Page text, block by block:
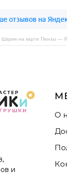
Шарик на карте Пензы —
и
О